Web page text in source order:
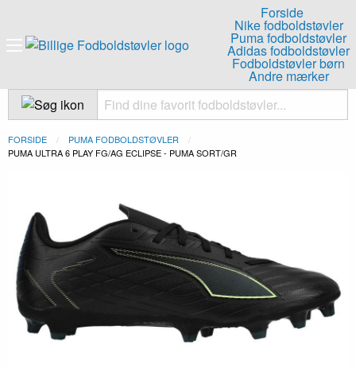
Forside
Nike fodboldstøvler
Puma fodboldstøvler
Adidas fodboldstøvler
Fodboldstøvler børn
Andre mærker
FORSIDE
PUMA FODBOLDSTØVLER
NUVÆRENDE:
PUMA ULTRA 6 PLAY FG/AG ECLIPSE - PUMA SORT/GR